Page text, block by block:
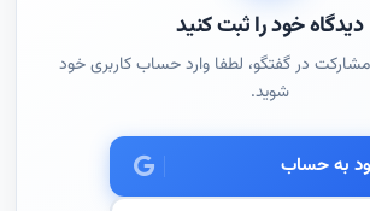
دیدگاه خود را ثبت کنید
مشارکت در گفتگو، لطفا وارد حساب کاربری خود
شوید.
به حساب